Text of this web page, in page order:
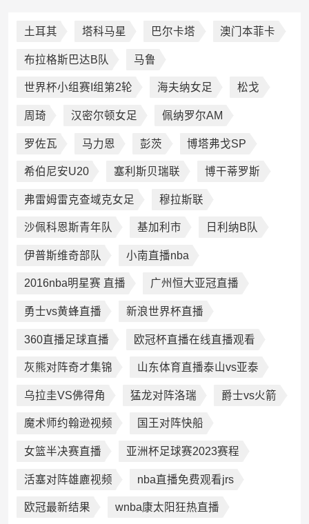
土耳其 塔科马星 巴尔卡塔 澳门本菲卡
布拉格斯巴达B队 马鲁
世界杯小组赛I组第2轮 海夫纳女足 松戈
周琦 汉密尔顿女足 佩纳罗尔AM
罗佐瓦 马力恩 彭茨 博塔弗戈SP
希伯尼安U20 塞利斯贝瑞联 博干蒂罗斯
弗雷姆雷克查域克女足 穆拉斯联
沙佩科恩斯青年队 基加利市 日利纳B队
伊普斯维奇部队 小南直播nba
2016nba明星赛 直播 广州恒大亚冠直播
勇士vs黄蜂直播 新浪世界杯直播
360直播足球直播 欧冠杯直播在线直播观看
灰熊对阵奇才集锦 山东体育直播泰山vs亚泰
乌拉圭VS佛得角 猛龙对阵洛瑞 爵士vs火箭
魔术师约翰逊视频 国王对阵快船
女篮半决赛直播 亚洲杯足球赛2023赛程
活塞对阵雄廘视频 nba直播免费观看jrs
欧冠最新结果 wnba康太阳狂热直播